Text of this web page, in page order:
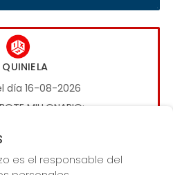
QUINIELA
día 16-08-2026
MILLONARIO:
LA QUINIELA
es el responsable del